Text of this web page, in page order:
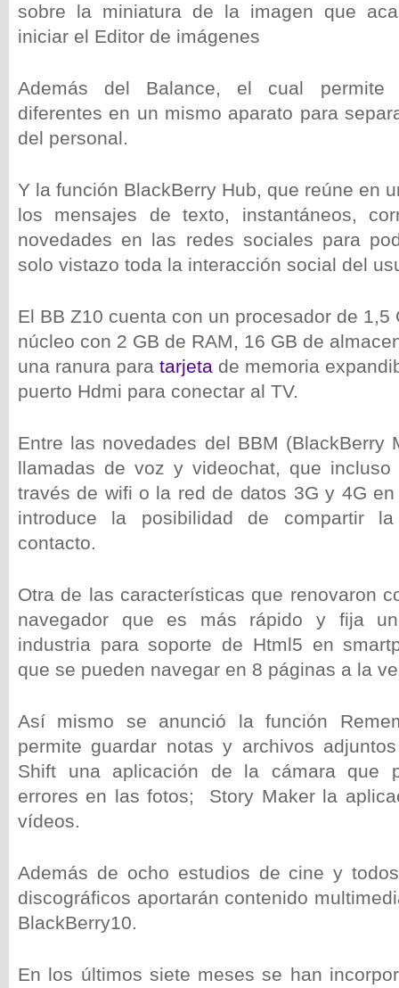
sobre la miniatura de la imagen que
iniciar el Editor de imágenes
Además del Balance, el cual permite
diferentes en un mismo aparato para
del personal.
Y la función BlackBerry Hub, que reúne en
los mensajes de texto, instantáneos,
novedades en las redes sociales para
solo vistazo toda la interacción social del
El BB Z10 cuenta con un procesador de 1,5
núcleo con 2 GB de RAM, 16 GB de
una ranura para tarjeta de memoria
puerto Hdmi para conectar al TV.
Entre las novedades del BBM (BlackBerry
llamadas de voz y videochat, que
través de wifi o la red de datos 3G y 4G
introduce la posibilidad de compartir
contacto.
Otra de las características que renovaron
navegador que es más rápido y fija
industria para soporte de Html5 en
que se pueden navegar en 8 páginas a la
Así mismo se anunció la función
permite guardar notas y archivos
Shift una aplicación de la cámara que
errores en las fotos; Story Maker la
vídeos.
Además de ocho estudios de cine y
discográficos aportarán contenido
BlackBerry10.
En los últimos siete meses se han
wp-